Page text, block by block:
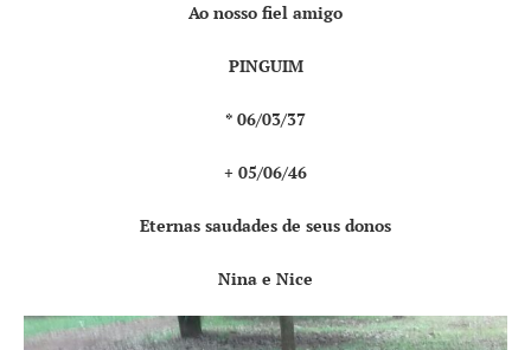
Ao nosso fiel amigo
PINGUIM
* 06/03/37
+ 05/06/46
Eternas saudades de seus donos
Nina e Nice